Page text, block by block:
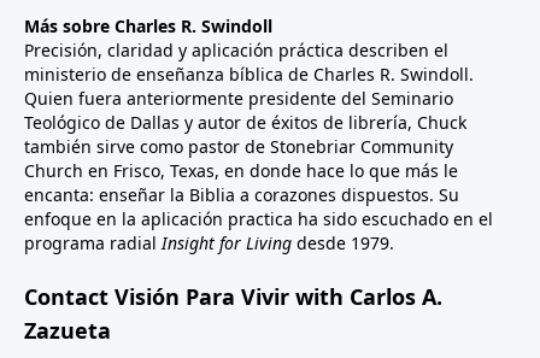
Más sobre Charles R. Swindoll
Precisión, claridad y aplicación práctica describen el
ministerio de enseñanza bíblica de Charles R. Swindoll.
Quien fuera anteriormente presidente del Seminario
Teológico de Dallas y autor de éxitos de librería, Chuck
también sirve como pastor de Stonebriar Community
Church en Frisco, Texas, en donde hace lo que más le
encanta: enseñar la Biblia a corazones dispuestos. Su
enfoque en la aplicación practica ha sido escuchado en el
programa radialInsight for Living desde 1979.
Contact Visión Para Vivir with Carlos A.
Zazueta